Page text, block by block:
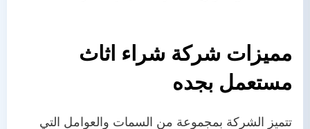
مميزات شركة شراء اثاث
مستعمل بجده
تتميز الشركة بمجموعة من السمات والعوامل التي